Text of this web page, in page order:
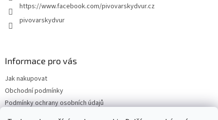
https://www.facebook.com/pivovarskydvur.cz
pivovarskydvur
Informace pro vás
Jak nakupovat
Obchodní podmínky
Podmínky ochrany osobních údajů